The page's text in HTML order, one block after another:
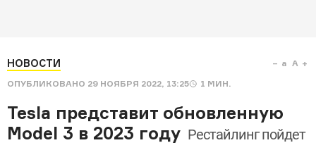
НОВОСТИ
ОПУБЛИКОВАНО 29 НОЯБРЯ 2022, 13:25 1 МИН.
a A
Tesla представит обновленную
Model 3 в 2023 году Рестайлинг пойдет